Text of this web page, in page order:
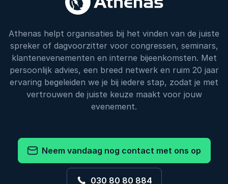
Athenas helpt organisaties bij het vinden van de juiste
spreker of dagvoorzitter voor congressen, seminars,
klantenevenementen en interne bijeenkomsten. Met
persoonlijk advies, een breed netwerk en ruim 20 jaar
ervaring begeleiden we je bij iedere stap, zodat je met
vertrouwen de juiste keuze maakt voor jouw
evenement.
Neem vandaag nog contact met ons op
030 80 80 884